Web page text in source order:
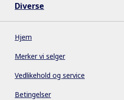
Diverse
Hjem
Merker vi selger
Vedlikehold og service
Betingelser